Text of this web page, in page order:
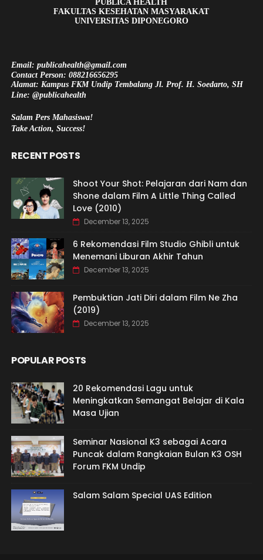
PUBLICA HEALTH
FAKULTAS KESEHATAN MASYARAKAT
UNIVERSITAS DIPONEGORO
Email: publicahealth@gmail.com
Contact Person: 088216656295
Alamat: Kampus FKM Undip Tembalang Jl. Prof. H. Soedarto, SH
Line: @publicahealth
Salam Pers Mahasiswa!
Take Action, Success!
RECENT POSTS
Shoot Your Shot: Pelajaran dari Nam dan
Shone dalam Film A Little Thing Called
Love (2010)
December 13, 2025
6 Rekomendasi Film Studio Ghibli untuk
Menemani Liburan Akhir Tahun
December 13, 2025
Pembuktian Jati Diri dalam Film Ne Zha
(2019)
December 13, 2025
POPULAR POSTS
20 Rekomendasi Lagu untuk
Meningkatkan Semangat Belajar di Kala
Masa Ujian
Seminar Nasional K3 sebagai Acara
Puncak dalam Rangkaian Bulan K3 OSH
Forum FKM Undip
Salam Salam Special UAS Edition